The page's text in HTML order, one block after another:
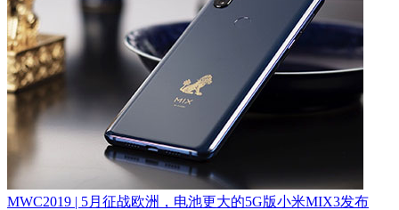
MWC2019 | 5月征战欧洲，电池更大的5G版小米MIX3发布